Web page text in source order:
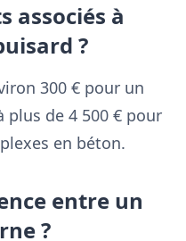
associés à
?
300 € pour un
plus de 4 500 € pour
en béton.
entre un
?